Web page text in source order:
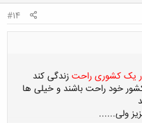
#14
یک کشوری راحتزندگی کند
خود راحت باشند و خیلی ها
ولی......